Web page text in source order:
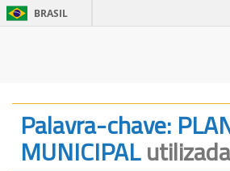
BRASIL
Palavra-chave:
MUNICIPAL